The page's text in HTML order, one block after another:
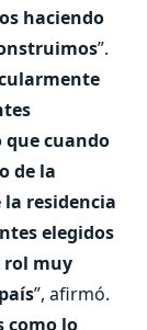
haciendo
”.
que cuando
de la
la residencia
elegidos
rol muy
”, afirmó.
como lo